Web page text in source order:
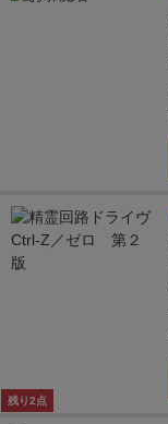
残り2点